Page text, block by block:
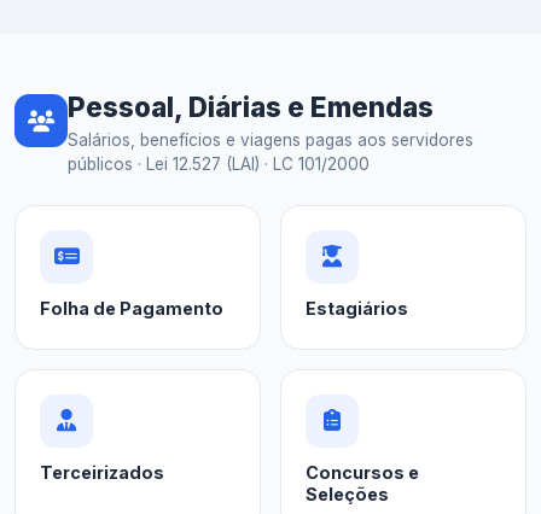
Pessoal, Diárias e Emendas
Salários, benefícios e viagens pagas aos servidores
públicos · Lei 12.527 (LAI) · LC 101/2000
Folha de Pagamento Estagiários
Terceirizados
Concursos e
Seleções